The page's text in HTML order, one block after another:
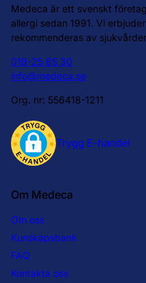
Medeca är ett svenskt
allergi sedan 1991. Vi
rekommenderas av
018-25 85 30
info@medeca.se
Org. nr: 556418-1211
Om Medeca
Om oss
Kunskapsbank
FAQ
Kontakta oss